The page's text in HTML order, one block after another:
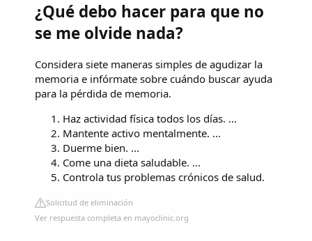
¿Qué debo hacer para que no
se me olvide nada?
Considera siete maneras simples de agudizar la
memoria e infórmate sobre cuándo buscar ayuda
para la pérdida de memoria.
Haz actividad física todos los días. ...
Mantente activo mentalmente. ...
Duerme bien. ...
Come una dieta saludable. ...
Controla tus problemas crónicos de salud.
Solicitud de eliminación
Ver respuesta completa en mayoclinic.org